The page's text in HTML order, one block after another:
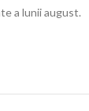
a lunii august.